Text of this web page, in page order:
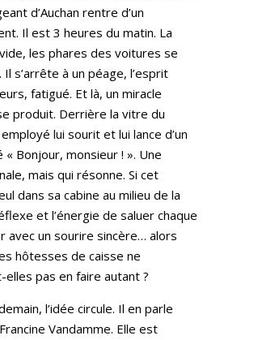
d’Auchan rentre d’un
Il est 3 heures du matin. La
les phares des voitures se
s’arrête à un péage, l’esprit
fatigué. Et là, un miracle
produit. Derrière la vitre du
lui sourit et lui lance d’un
« Bonjour, monsieur ! ». Une
mais qui résonne. Si cet
dans sa cabine au milieu de la
et l’énergie de saluer chaque
avec un sourire sincère… alors
hôtesses de caisse ne
elles pas en faire autant ?
l’idée circule. Il en parle
Vandamme. Elle est